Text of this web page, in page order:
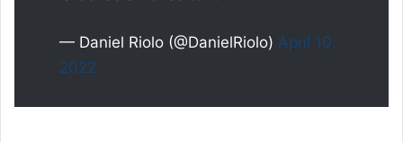
— Daniel Riolo (@DanielRiolo) April 10,
2022